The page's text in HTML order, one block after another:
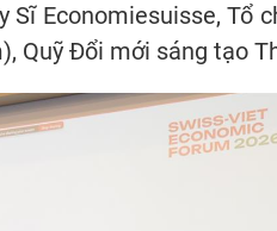
Economiesuisse, Tổ
Quỹ Đổi mới sáng tạo